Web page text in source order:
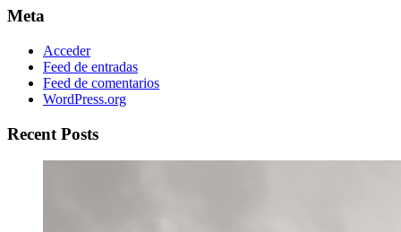
Meta
Acceder
Feed de entradas
Feed de comentarios
WordPress.org
Recent Posts